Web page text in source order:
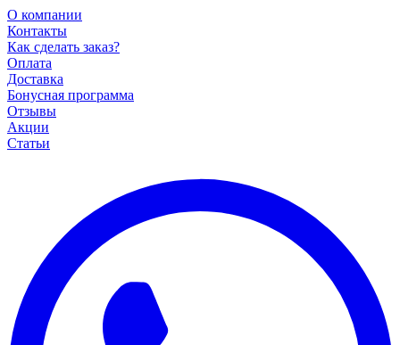
О компании
Контакты
Как сделать заказ?
Оплата
Доставка
Бонусная программа
Отзывы
Акции
Статьи